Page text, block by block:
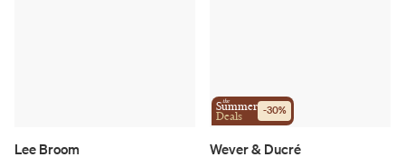
Lee Broom
the
Summer
Deals -30%
Wever & Ducré